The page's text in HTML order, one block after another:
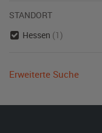
STANDORT
Hessen (1)
Erweiterte Suche